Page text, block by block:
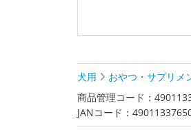
犬用 おやつ・サプリメ
商品管理コード：
JANコード：